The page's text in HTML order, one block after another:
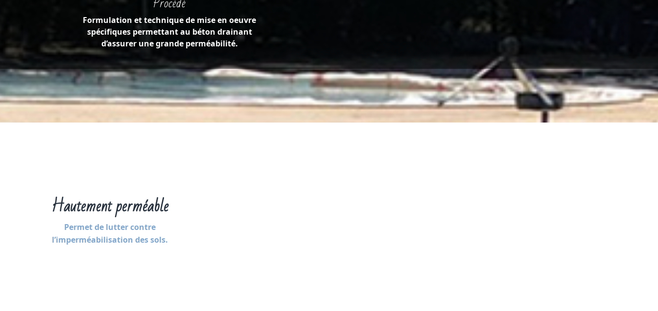
Formulation et technique de mise en oeuvre
spécifiques permettant au béton drainant
d’assurer une grande perméabilité.
Hautement perméable
Permet de lutter contre
l’imperméabilisation des sols.